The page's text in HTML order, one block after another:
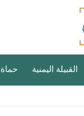
القبيلة اليمنية